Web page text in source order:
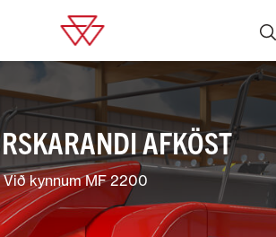
AFKÖST
Við kynnum MF 2200